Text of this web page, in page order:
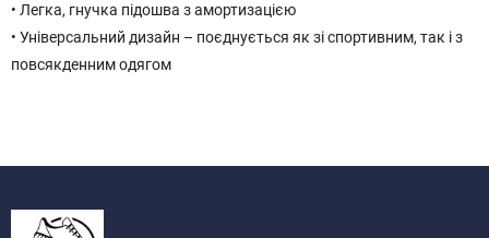
• Легка, гнучка підошва з амортизацією
• Універсальний дизайн – поєднується як зі спортивним, так і з
повсякденним одягом